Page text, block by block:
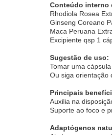
Conteúdo interno
Rhodiola Rosea
Ginseng Coreano
Maca Peruana
Excipiente qsp 1
Sugestão de uso:
Tomar uma
Ou siga orientação
Principais
Auxilia na
Suporte ao foco e
Adaptógenos